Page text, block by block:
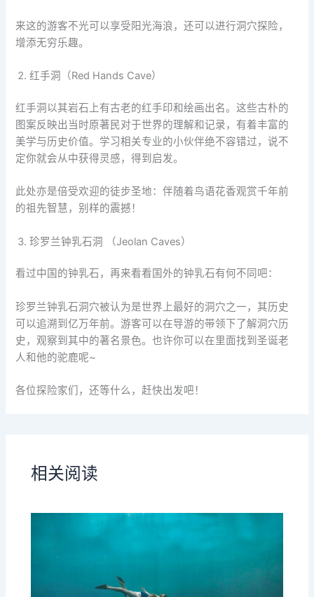
来这的游客不光可以享受阳光海浪，还可以进行洞穴探险，
增添无穷乐趣。
红手洞（Red Hands Cave）
红手洞以其岩石上有古老的红手印和绘画出名。这些古朴的
图案反映出当时原著民对于世界的理解和记录，有着丰富的
美学与历史价值。学习相关专业的小伙伴绝不容错过，说不
定你就会从中获得灵感，得到启发。
此处亦是倍受欢迎的徒步圣地：伴随着鸟语花香观赏千年前
的祖先智慧，别样的震撼！
珍罗兰钟乳石洞 （Jeolan Caves）
看过中国的钟乳石，再来看看国外的钟乳石有何不同吧：
珍罗兰钟乳石洞穴被认为是世界上最好的洞穴之一，其历史
可以追溯到亿万年前。游客可以在导游的带领下了解洞穴历
史，观察到其中的著名景色。也许你可以在里面找到圣诞老
人和他的驼鹿呢~
各位探险家们，还等什么，赶快出发吧！
相关阅读